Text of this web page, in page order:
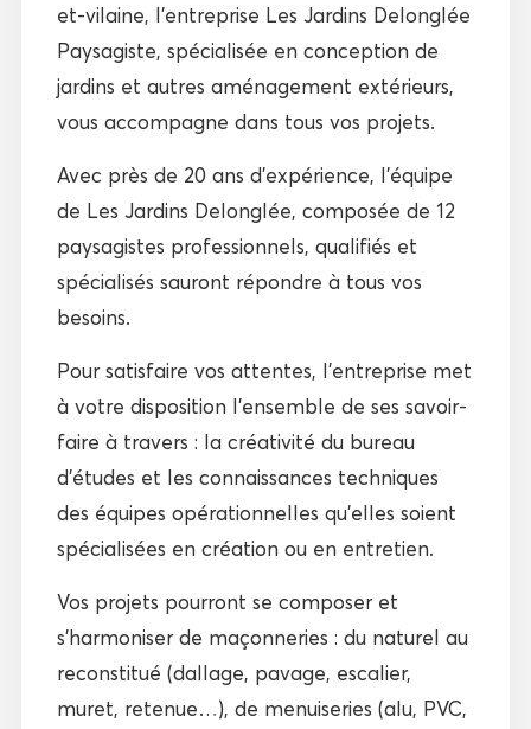
et-vilaine, l’entreprise Les Jardins Delonglée
Paysagiste, spécialisée en conception de
jardins et autres aménagement extérieurs,
vous accompagne dans tous vos projets.
Avec près de 20 ans d’expérience, l’équipe
de Les Jardins Delonglée, composée de 12
paysagistes professionnels, qualifiés et
spécialisés sauront répondre à tous vos
besoins.
Pour satisfaire vos attentes, l’entreprise met
à votre disposition l’ensemble de ses savoir-
faire à travers : la créativité du bureau
d’études et les connaissances techniques
des équipes opérationnelles qu’elles soient
spécialisées en création ou en entretien.
Vos projets pourront se composer et
s’harmoniser de maçonneries : du naturel au
reconstitué (dallage, pavage, escalier,
muret, retenue…), de menuiseries (alu, PVC,